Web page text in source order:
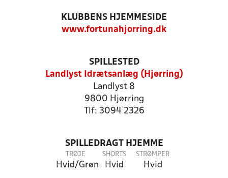
KLUBBENS HJEMMESIDE
www.fortunahjorring.dk
SPILLESTED
Landlyst Idrætsanlæg (Hjørring)
Landlyst 8
9800 Hjørring
Tlf: 3094 2326
SPILLEDRAGT HJEMME
TRØJE
Hvid/Grøn
SHORTS
Hvid
STRØMPER
Hvid